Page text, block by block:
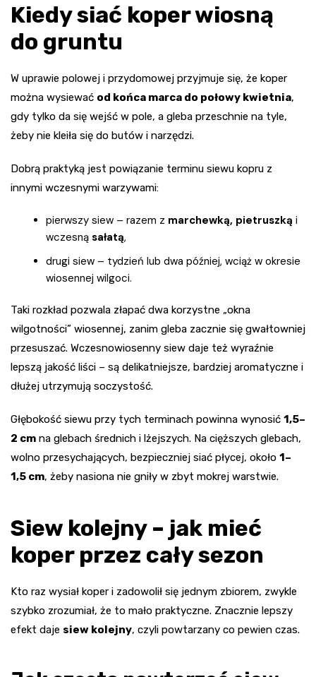
Kiedy siać koper wiosną
do gruntu
W uprawie polowej i przydomowej przyjmuje się, że koper
można wysiewać od końca marca do połowy kwietnia,
gdy tylko da się wejść w pole, a gleba przeschnie na tyle,
żeby nie kleiła się do butów i narzędzi.
Dobrą praktyką jest powiązanie terminu siewu kopru z
innymi wczesnymi warzywami:
pierwszy siew – razem z marchewką, pietruszką i
wczesną sałatą,
drugi siew – tydzień lub dwa później, wciąż w okresie
wiosennej wilgoci.
Taki rozkład pozwala złapać dwa korzystne „okna
wilgotności” wiosennej, zanim gleba zacznie się gwałtowniej
przesuszać. Wczesnowiosenny siew daje też wyraźnie
lepszą jakość liści – są delikatniejsze, bardziej aromatyczne i
dłużej utrzymują soczystość.
Głębokość siewu przy tych terminach powinna wynosić 1,5–
2 cm na glebach średnich i lżejszych. Na cięższych glebach,
wolno przesychających, bezpieczniej siać płycej, około 1–
1,5 cm, żeby nasiona nie gniły w zbyt mokrej warstwie.
Siew kolejny – jak mieć
koper przez cały sezon
Kto raz wysiał koper i zadowolił się jednym zbiorem, zwykle
szybko zrozumiał, że to mało praktyczne. Znacznie lepszy
efekt daje siew kolejny, czyli powtarzany co pewien czas.